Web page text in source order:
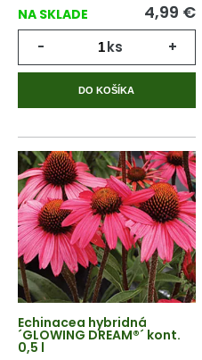
NA SKLADE 4,99 €
- ks +
DO KOŠÍKA
Echinacea hybridná
´GLOWING DREAM®´ kont.
0,5 l